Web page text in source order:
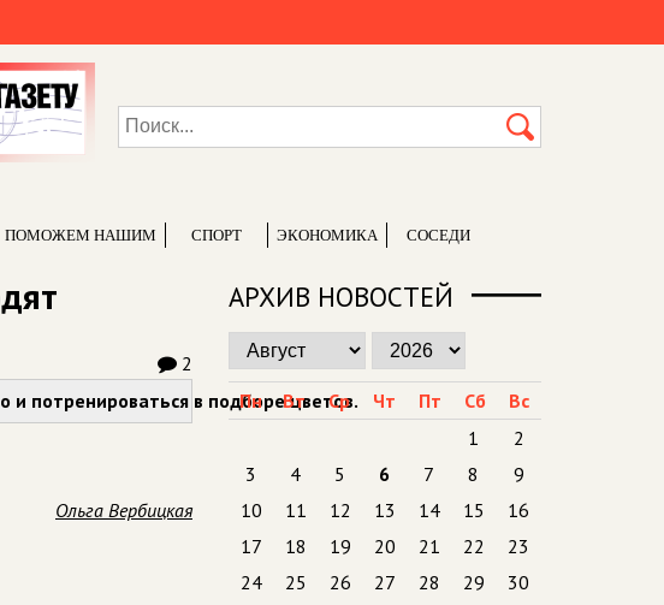
ПОМОЖЕМ НАШИМ СПОРТ ЭКОНОМИКА СОСЕДИ
2
и потренироваться в подборе цветов.
Ольга Вербицкая
АРХИВ НОВОСТЕЙ
Пн Вт Ср Чт Пт Сб
Вс
1
2
3
4 5 6 7 8
9
10
11 12 13 14 15
16
17
18 19 20 21 22
23
24
25 26 27 28 29
30